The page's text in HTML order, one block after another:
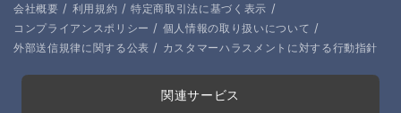
会社概要 / 利用規約 / 特定商取引法に基づく表示 /
コンプライアンスポリシー / 個人情報の取り扱いについて /
外部送信規律に関する公表 / カスタマーハラスメントに対する行動指針
関連サービス